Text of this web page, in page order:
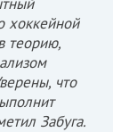
хоккейной
теорию,
что
Забуга.